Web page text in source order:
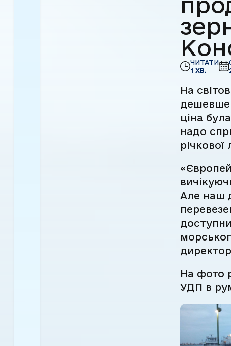
ЧИТАТИ
1 ХВ.
На
дешевше
ціна
надо
річкової
Але наш
На фото
УДП в